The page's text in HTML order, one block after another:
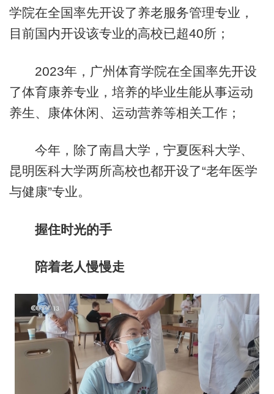
学院在全国率先开设了养老服务管理专业，
目前国内开设该专业的高校已超40所；
2023年，广州体育学院在全国率先开设
了体育康养专业，培养的毕业生能从事运动
养生、康体休闲、运动营养等相关工作；
今年，除了南昌大学，宁夏医科大学、
昆明医科大学两所高校也都开设了“老年医学
与健康”专业。
握住时光的手
陪着老人慢慢走